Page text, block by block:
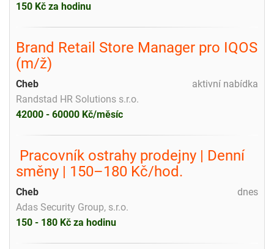
150 Kč za hodinu
Brand Retail Store Manager pro IQOS
(m/ž)
aktivní nabídka
Cheb
Randstad HR Solutions s.r.o.
42000 - 60000 Kč/měsíc
️ Pracovník ostrahy prodejny | Denní
směny | 150–180 Kč/hod.
dnes
Cheb
Adas Security Group, s.r.o.
150 - 180 Kč za hodinu